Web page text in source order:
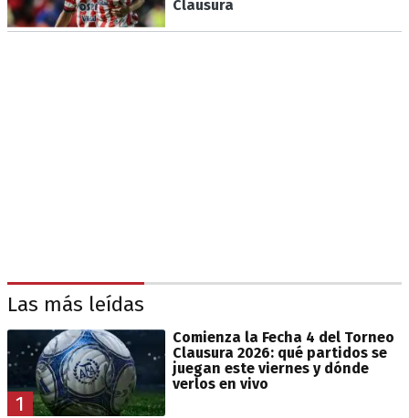
Clausura
Las más leídas
1
Comienza la Fecha 4 del Torneo
Clausura 2026: qué partidos se
juegan este viernes y dónde
verlos en vivo